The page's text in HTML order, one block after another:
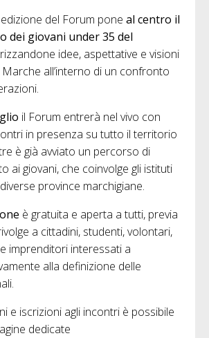
del Forum pone al centro il
dei giovani under 35 del
idee, aspettative e visioni
all’interno di un confronto
il Forum entrerà nel vivo con
in presenza su tutto il territorio
è già avviato un percorso di
ai giovani, che coinvolge gli istituti
province marchigiane.
è gratuita e aperta a tutti, previa
a cittadini, studenti, volontari,
imprenditori interessati a
alla definizione delle
e iscrizioni agli incontri è possibile
dedicate